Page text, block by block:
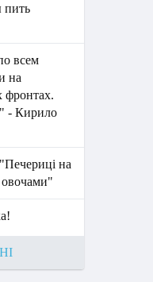
всем
на
фронтах.
- Кирило
на
овочами"